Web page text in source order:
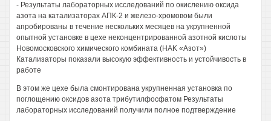
- Результаты лабораторных исследований по окислению оксида
азота на катализаторах АПК-2 и железо-хромовом были
апробированы в течение нескольких месяцев на укрупненной
опытной установке в цехе неконцентрированной азотной кислоты
Новомосковского химического комбината (HAK «Азот»)
Катализаторы показали высокую эффективность и устойчивость в
работе
В этом же цехе была смонтирована укрупненная установка по
поглощению оксидов азота трибутилфосфатом Результаты
лабораторных исследований получили полное подтверждение